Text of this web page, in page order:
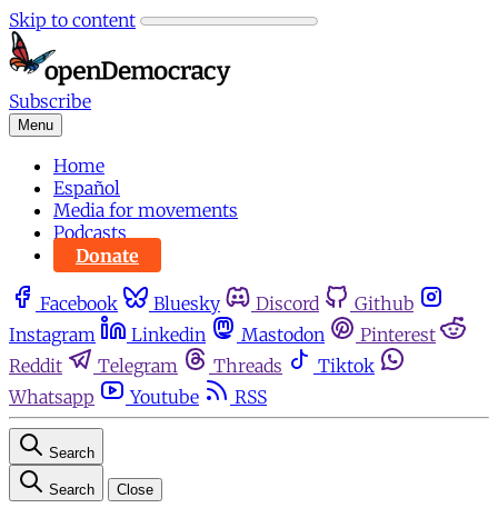
Skip to content
Subscribe
Menu
Home
Español
Media for movements
Podcasts
Donate
Facebook Bluesky Discord
Github
Instagram
Linkedin Mastodon
Pinterest
Reddit
Telegram Threads
Tiktok
Whatsapp
Youtube RSS
Search
Search Close